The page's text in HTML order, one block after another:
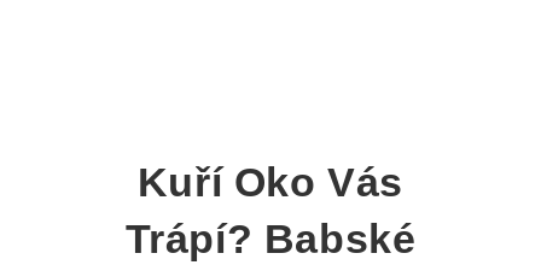
Kuří Oko Vás
Trápí? Babské